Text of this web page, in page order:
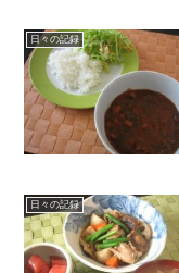
日々の記録
日々の記録